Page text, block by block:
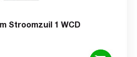
Stroomzuil 1 WCD